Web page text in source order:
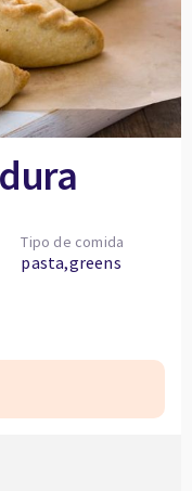
Tipo de comida
pasta,greens